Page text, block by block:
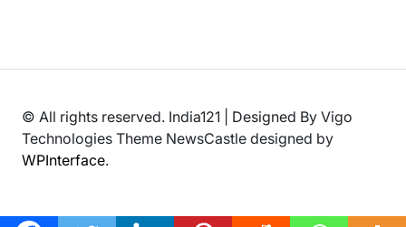
© All rights reserved. India121 | Designed By Vigo
Technologies Theme NewsCastle designed by
WPInterface.